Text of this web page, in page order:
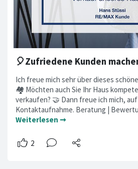
🎈Zufriedene Kunden
Ich freue mich sehr über dieses
🏘 Möchten auch Sie Ihr Haus
verkaufen? 🤝 Dann freue ich mich,
Kontaktaufnahme. Beratung |
Weiterlesen ➞